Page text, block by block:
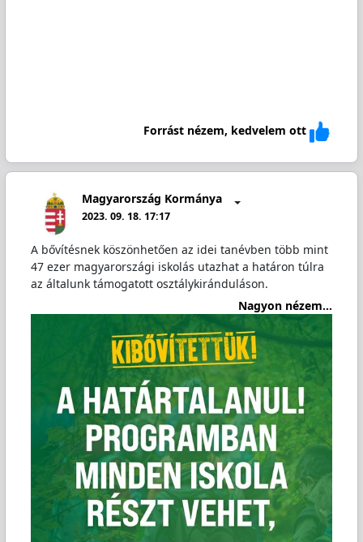
Forrást nézem, kedvelem ott
Magyarország Kormánya
2023. 09. 18. 17:17
A bővítésnek köszönhetően az idei tanévben több mint
47 ezer magyarországi iskolás utazhat a határon túlra
az általunk támogatott osztálykiránduláson.
Nagyon nézem...